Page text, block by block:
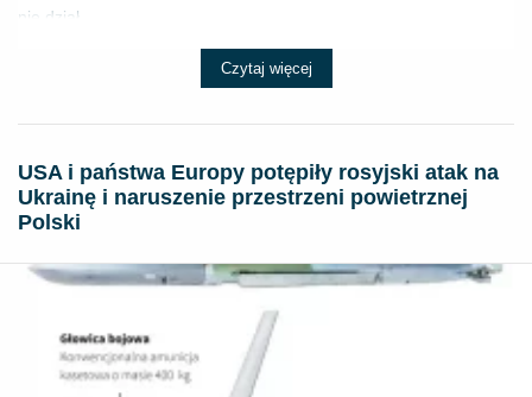
nie dział...
Czytaj więcej
USA i państwa Europy potępiły rosyjski atak na
Ukrainę i naruszenie przestrzeni powietrznej
Polski